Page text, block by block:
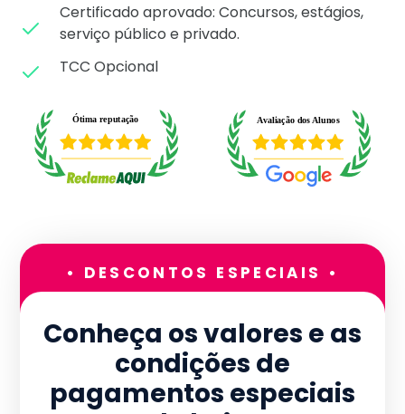
Certificado aprovado: Concursos, estágios,
serviço público e privado.
TCC Opcional
• DESCONTOS ESPECIAIS •
Conheça os valores e as
condições de
pagamentos especiais